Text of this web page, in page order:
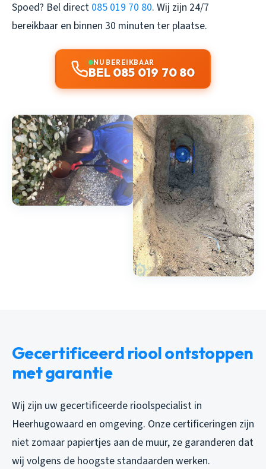
Spoed? Bel direct 085 019 70 80. Wij zijn 24/7
bereikbaar en binnen 30 minuten ter plaatse.
NU BEREIKBAAR
BEL 085 019 70 80
Gecertificeerd riool ontstoppen
met garantie
Wij zijn uw gecertificeerde rioolspecialist in
Heerhugowaard en omgeving. Onze certificeringen zijn
niet zomaar papiertjes aan de muur, ze garanderen dat
wij volgens de hoogste standaarden werken.